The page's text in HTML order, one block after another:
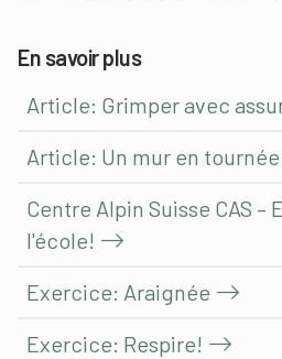
En savoir plus
Article: Grimper avec
Article: Un mur en tournée
Centre Alpin Suisse CAS –
l'école!
Exercice: Araignée
Exercice: Respire!